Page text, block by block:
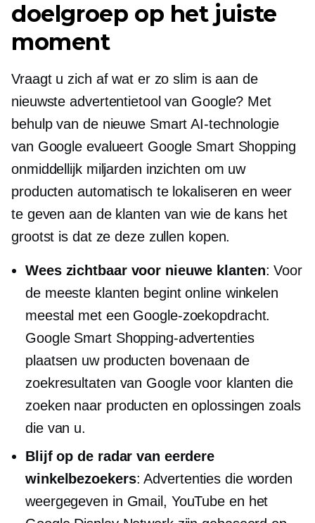
doelgroep op het juiste
moment
Vraagt ​​u zich af wat er zo slim is aan de
nieuwste advertentietool van Google? Met
behulp van de nieuwe Smart AI-technologie
van Google evalueert Google Smart Shopping
onmiddellijk miljarden inzichten om uw
producten automatisch te lokaliseren en weer
te geven aan de klanten van wie de kans het
grootst is dat ze deze zullen kopen.
Wees zichtbaar voor nieuwe klanten: Voor
de meeste klanten begint online winkelen
meestal met een Google-zoekopdracht.
Google Smart Shopping-advertenties
plaatsen uw producten bovenaan de
zoekresultaten van Google voor klanten die
zoeken naar producten en oplossingen zoals
die van u.
Blijf op de radar van eerdere
winkelbezoekers: Advertenties die worden
weergegeven in Gmail, YouTube en het